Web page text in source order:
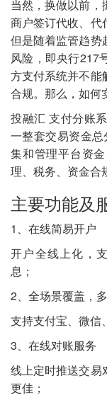
当然，换做以前
商户签订代收、代
但是随着监管趋势
风险，即央行217
方支付系统并不能
合规。那么，如何
投融汇 支付分账
一整套交易资金
集和管理平台资
理、税务、资金合
主要功能及
1、在线简易开户
开户全线上化，
息；
2、全场景覆盖，
支持支付宝、微信
3、在线对账服务
线上定时推送交易
更佳；